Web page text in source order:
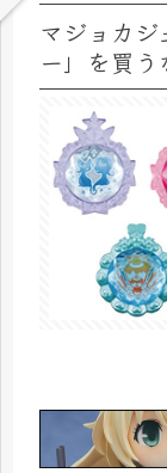
マジョカ
ー」を買う